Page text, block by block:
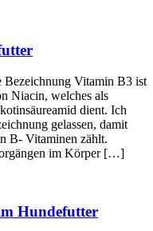
Vitamin B3 ist
Niacin, welches als
dient. Ich
gelassen, damit
B- Vitaminen zählt.
im Körper […]
Hundefutter